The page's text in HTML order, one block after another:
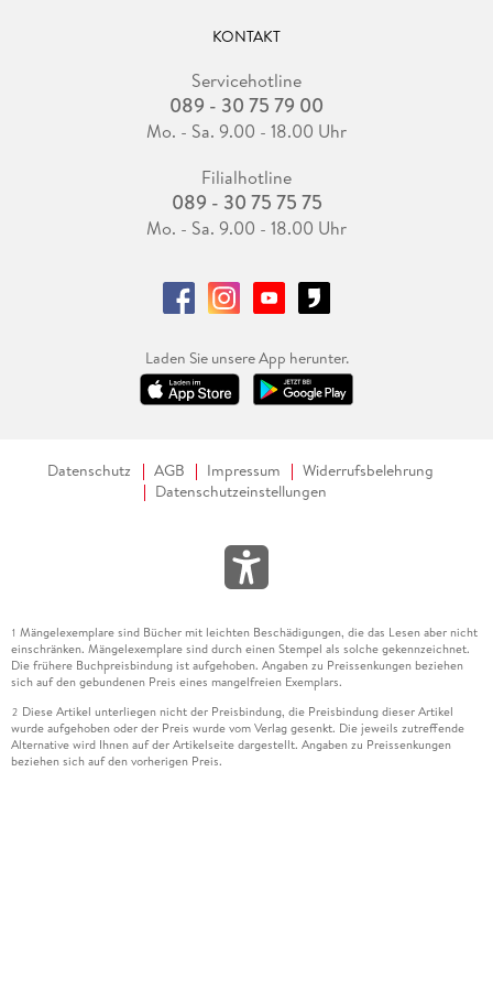
KONTAKT
Servicehotline
089 - 30 75 79 00
Mo. - Sa. 9.00 - 18.00 Uhr
Filialhotline
089 - 30 75 75 75
Mo. - Sa. 9.00 - 18.00 Uhr
Laden Sie unsere App herunter.
Datenschutz AGB Impressum
Widerrufsbelehrung
Datenschutzeinstellungen
1 Mängelexemplare sind Bücher mit leichten Beschädigungen, die das Lesen aber nicht
einschränken. Mängelexemplare sind durch einen Stempel als solche gekennzeichnet.
Die frühere Buchpreisbindung ist aufgehoben. Angaben zu Preissenkungen beziehen
sich auf den gebundenen Preis eines mangelfreien Exemplars.
2 Diese Artikel unterliegen nicht der Preisbindung, die Preisbindung dieser Artikel
wurde aufgehoben oder der Preis wurde vom Verlag gesenkt. Die jeweils zutreffende
Alternative wird Ihnen auf der Artikelseite dargestellt. Angaben zu Preissenkungen
beziehen sich auf den vorherigen Preis.